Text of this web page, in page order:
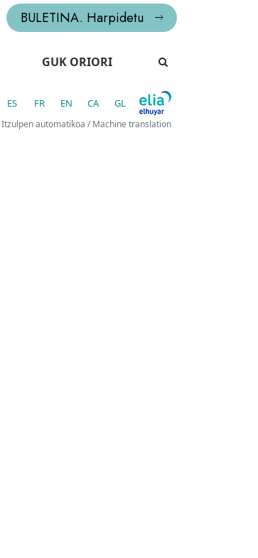
BULETINA. Harpidetu
GUK ORIORI
ES FR EN CA GL
Itzulpen automatikoa / Machine translation